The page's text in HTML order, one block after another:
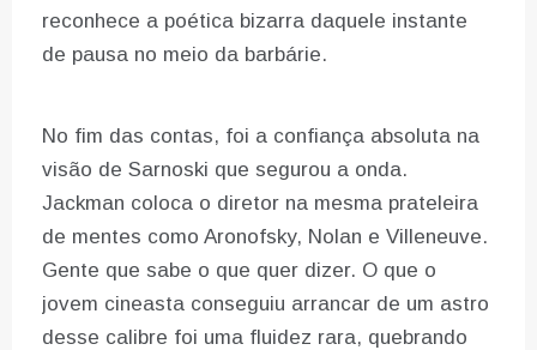
reconhece a poética bizarra daquele instante
de pausa no meio da barbárie.
No fim das contas, foi a confiança absoluta na
visão de Sarnoski que segurou a onda.
Jackman coloca o diretor na mesma prateleira
de mentes como Aronofsky, Nolan e Villeneuve.
Gente que sabe o que quer dizer. O que o
jovem cineasta conseguiu arrancar de um astro
desse calibre foi uma fluidez rara, quebrando